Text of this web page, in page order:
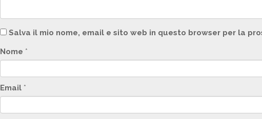
Salva il mio nome, email e sito web in questo browser per la
Nome *
Email *